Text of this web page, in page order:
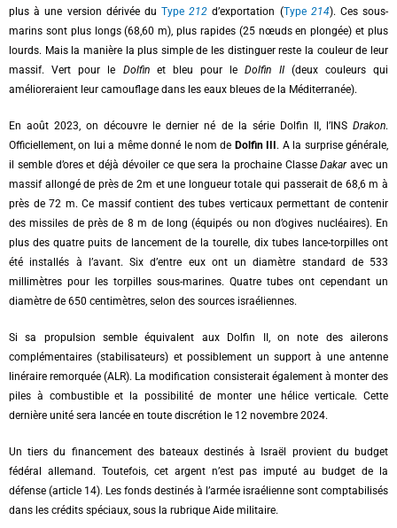
plus à une version dérivée du Type212 d’exportation (Type 214). Ces sous-
marins sont plus longs (68,60 m), plus rapides (25 nœuds en plongée) et plus
lourds. Mais la manière la plus simple de les distinguer reste la couleur de leur
massif. Vert pour le Dolfinet bleu pour leDolfin II(deux couleurs qui
amélioreraient leur camouflage dans les eaux bleues de la Méditerranée).
En août 2023, on découvre le dernier né de la série Dolfin II, l’INS Drakon.
Officiellement, on lui a même donné le nom de Dolfin III . A la surprise générale,
il semble d’ores et déjà dévoiler ce que sera la prochaine ClasseDakaravec un
massif allongé de près de 2m et une longueur totale qui passerait de 68,6 m à
près de 72 m. Ce massif contient des tubes verticaux permettant de contenir
des missiles de près de 8 m de long (équipés ou non d’ogives nucléaires). En
plus des quatre puits de lancement de la tourelle, dix tubes lance-torpilles ont
été installés à l’avant. Six d’entre eux ont un diamètre standard de 533
millimètres pour les torpilles sous-marines. Quatre tubes ont cependant un
diamètre de 650 centimètres, selon des sources israéliennes.
Si sa propulsion semble équivalent aux Dolfin II, on note des ailerons
complémentaires (stabilisateurs) et possiblement un support à une antenne
linéraire remorquée (ALR). La modification consisterait également à monter des
piles à combustible et la possibilité de monter une hélice verticale. Cette
dernière unité sera lancée en toute discrétion le 12 novembre 2024.
Un tiers du financement des bateaux destinés à Israël provient du budget
fédéral allemand. Toutefois, cet argent n’est pas imputé au budget de la
défense (article 14). Les fonds destinés à l’armée israélienne sont comptabilisés
dans les crédits spéciaux, sous la rubrique Aide militaire.